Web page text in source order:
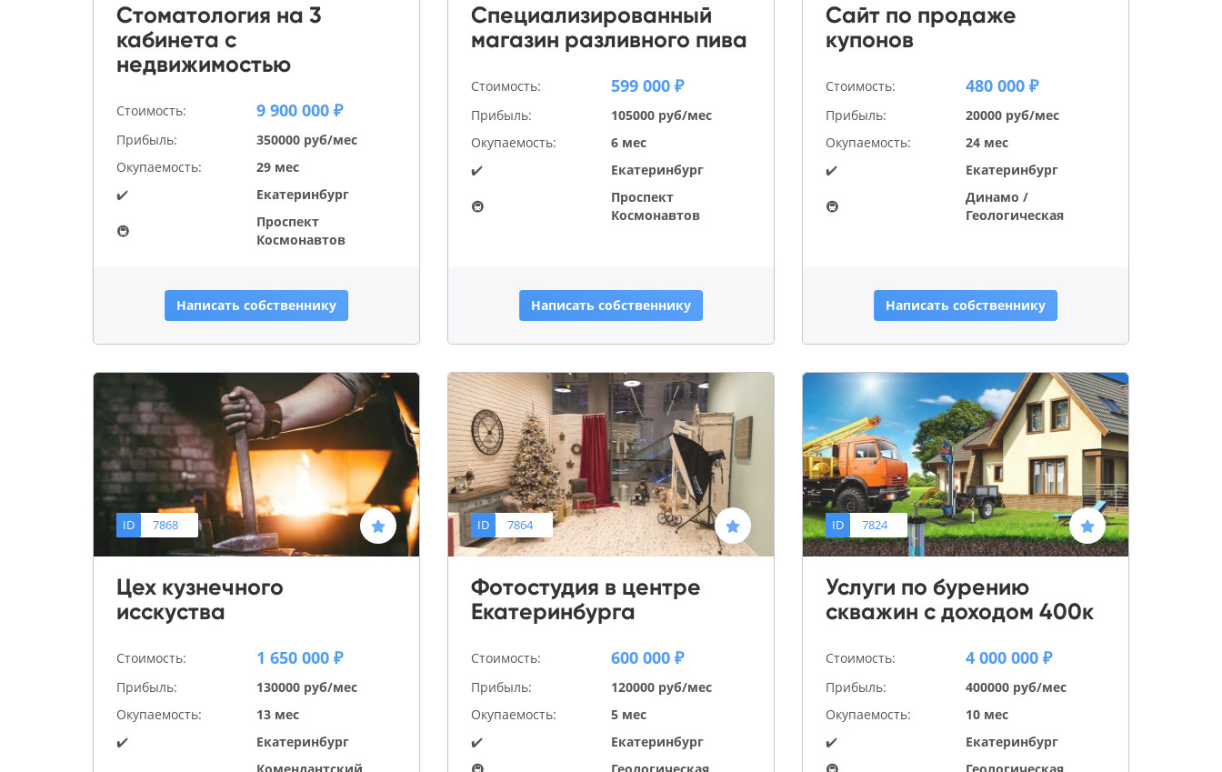
Стоматология на 3
кабинета с
недвижимостью
Стоимость: 9 900 000 ₽
Прибыль:
350000 руб/мес
Окупаемость:
29 мес
✔️
Екатеринбург
🚇
Проспект
Космонавтов
Написать собственнику
Специализированный
магазин разливного пива
Стоимость: 599 000 ₽
Прибыль:
105000 руб/мес
Окупаемость:
6 мес
✔️
Екатеринбург
🚇
Проспект
Космонавтов
Написать собственнику
Сайт по продаже
купонов
Стоимость: 480 000 ₽
Прибыль:
20000 руб/мес
Окупаемость:
24 мес
✔️
Екатеринбург
🚇
Динамо /
Геологическая
Написать собственнику
ID 7868
Цех кузнечного
исскуства
Стоимость: 1 650 000 ₽
Прибыль:
130000 руб/мес
Окупаемость:
13 мес
✔️
Екатеринбург
ID 7864
Фотостудия в центре
Екатеринбурга
Стоимость: 600 000 ₽
Прибыль:
120000 руб/мес
Окупаемость:
5 мес
✔️
Екатеринбург
ID 7824
Услуги по бурению
скважин с доходом 400к
Стоимость: 4 000 000 ₽
Прибыль:
400000 руб/мес
Окупаемость:
10 мес
✔️
Екатеринбург